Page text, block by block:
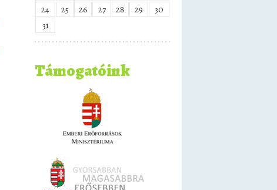
24
25 26 27 28 29
30
31
Támogatóink